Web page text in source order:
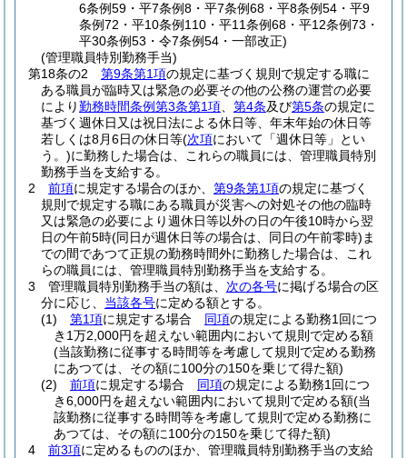
6条例59・平7条例8・平7条例68・平8条例54・平9
条例72・平10条例110・平11条例68・平12条例73・
平30条例53・令7条例54・一部改正)
(管理職員特別勤務手当)
第18条の2
第9条第1項の規定に基づく規則で規定する職に
ある職員が臨時又は緊急の必要その他の公務の運営の必要
により勤務時間条例第3条第1項 第4条及び第5条の規定に
基づく週休日又は祝日法による休日等、年末年始の休日等
若しくは8月6日の休日等(次項において「週休日等」とい
う。)に勤務した場合は、これらの職員には、管理職員特別
勤務手当を支給する。
2
前項に規定する場合のほか、 第9条第1項の規定に基づく
規則で規定する職にある職員が災害への対処その他の臨時
又は緊急の必要により週休日等以外の日の午後10時から翌
日の午前5時(同日が週休日等の場合は、同日の午前零時) ま
での間であつて正規の勤務時間外に勤務した場合は、これ
らの職員には、管理職員特別勤務手当を支給する。
3
管理職員特別勤務手当の額は、 次の各号に掲げる場合の区
分に応じ、 当該各号に定める額とする。
(1)
第1項に規定する場合 同項の規定による勤務1回につ
き1万2,000円を超えない範囲内において規則で定める額
(当該勤務に従事する時間等を考慮して規則で定める勤務
にあつては、その額に100分の150を乗じて得た額)
(2)
前項に規定する場合 同項の規定による勤務1回につ
き6,000円を超えない範囲内において規則で定める額(当
該勤務に従事する時間等を考慮して規則で定める勤務に
あつては、その額に100分の150を乗じて得た額)
4
前3項に定めるもののほか、管理職員特別勤務手当の支給